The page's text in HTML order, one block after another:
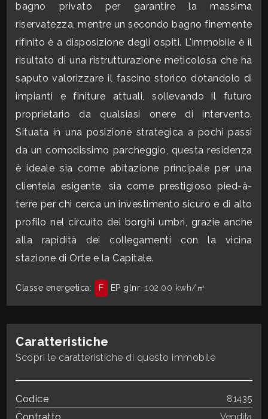
bagno privato per garantire la massima
riservatezza, mentre un secondo bagno finemente
rifinito è a disposizione degli ospiti. L'immobile è il
risultato di una ristrutturazione meticolosa che ha
saputo valorizzare il fascino storico dotandolo di
impianti e finiture attuali, sollevando il futuro
proprietario da qualsiasi onere di intervento.
Situata in una posizione strategica a pochi passi
da un comodissimo parcheggio, questa residenza
è ideale sia come abitazione principale per una
clientela esigente, sia come prestigioso pied-à-
terre per chi cerca un investimento sicuro e di alto
profilo nel circuito dei borghi umbri, grazie anche
alla rapidità dei collegamenti con la vicina
stazione di Orte e la Capitale.
Classe energetica: F EP glnr: 102.00 kwh/㎡
Caratteristiche
Scopri le caratteristiche di questo immobile
Codice 81435
Vendita
minimi
Qualsiasi
1
2
3
4
5
5+
Qualsiasi
1